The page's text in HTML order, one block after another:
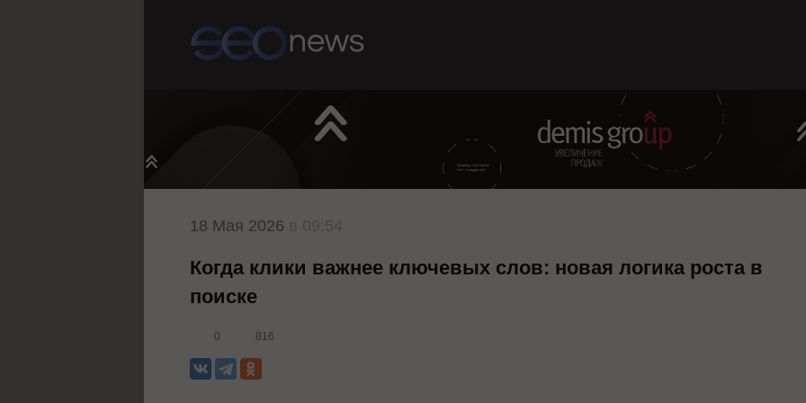
18 Мая 2026
Когда клики важнее ключевых слов: новая логика роста в
поиске
0 816